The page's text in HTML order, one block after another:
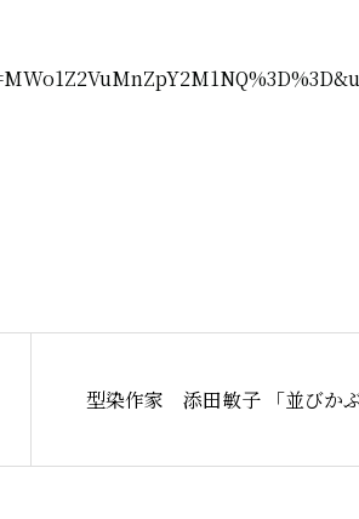
型染作家 添田敏子 「並びかぶ